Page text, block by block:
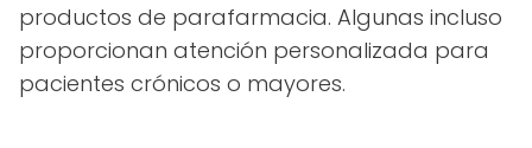
productos de parafarmacia. Algunas incluso
proporcionan atención personalizada para
pacientes crónicos o mayores.